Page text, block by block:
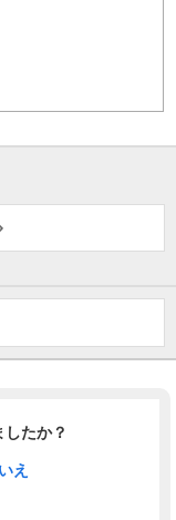
たか？
え